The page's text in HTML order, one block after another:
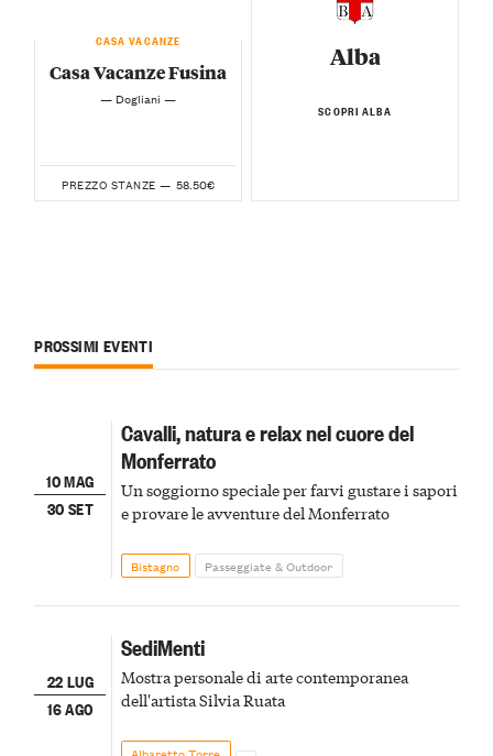
CASA VACANZE
Casa Vacanze Fusina
— Dogliani —
PREZZO STANZE — 58.50€
Alba
SCOPRI ALBA
PROSSIMI EVENTI
10 MAG
30 SET
Cavalli, natura e relax nel cuore del
Monferrato
Un soggiorno speciale per farvi gustare i sapori
e provare le avventure del Monferrato
Bistagno Passeggiate & Outdoor
22 LUG
16 AGO
SediMenti
Mostra personale di arte contemporanea
dell'artista Silvia Ruata